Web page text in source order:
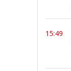
15:49